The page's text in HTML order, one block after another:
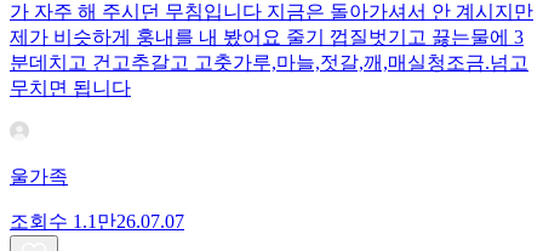
가 자주 해 주시던 무침입니다 지금은 돌아가셔서 안 계시지만
제가 비슷하게 훙내를 내 봤어요 줄기 껍질벗기고 끓는물에 3
분데치고 건고추갈고 고춧가루,마늘,젓갈,깨,매실청조금.넘고
무치면 됩니다
울가족
조회수 1.1만26.07.07